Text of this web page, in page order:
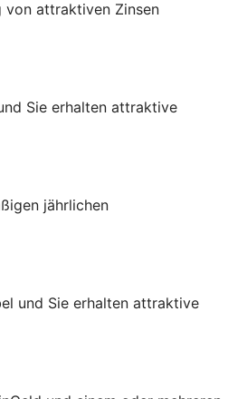
von attraktiven Zinsen
Sie erhalten attraktive
jährlichen
und Sie erhalten attraktive